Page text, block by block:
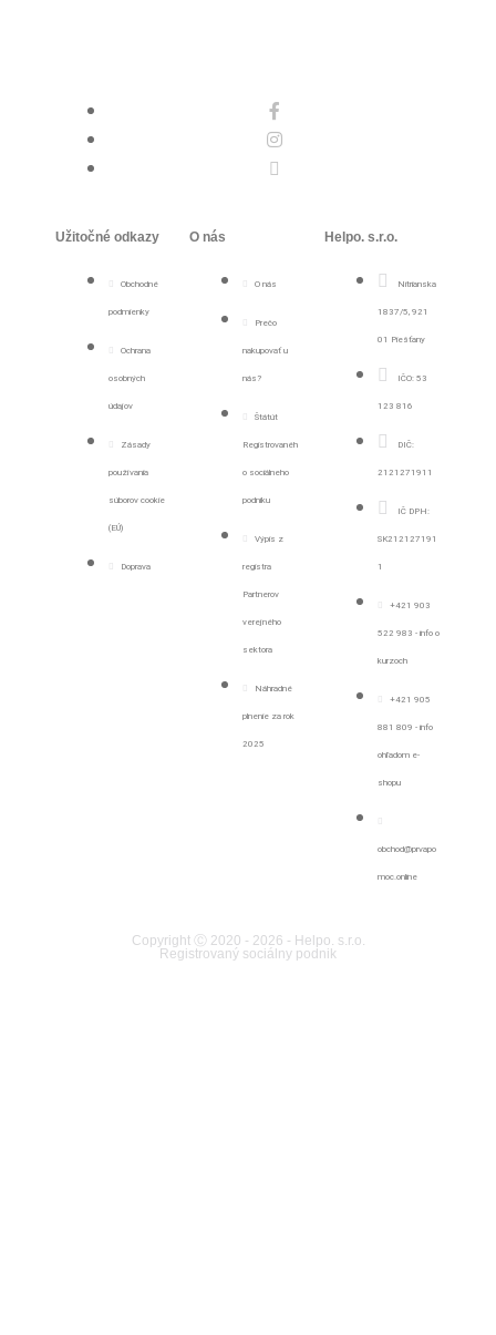
Užitočné odkazy
Obchodné
podmienky
Ochrana
osobných
údajov
Zásady
používania
súborov cookie
(EÚ)
Doprava
O nás
O nás
Prečo
nakupovať u
nás?
Štátút
Registrovanéh
o sociálneho
podniku
Výpis z
registra
Partnerov
verejného
sektora
Náhradné
plnenie za rok
2025
Helpo. s.r.o.
Nitrianska
1837/5, 921
01 Piešťany
IČO: 53
123 816
DIČ:
2121271911
IČ DPH:
SK212127191
1
+421 903
522 983 - info o
kurzoch
+421 905
881 809 - info
ohľadom e-
shopu
obchod@prvapo
moc.online
Copyright Ⓒ 2020 - 2026 - Helpo. s.r.o.
Registrovaný sociálny podnik